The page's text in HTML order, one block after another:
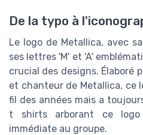
De la typo à
Le logo de Metallica, avec
ses lettres 'M' et 'A'
crucial des designs. Élaboré
et chanteur de Metallica, ce
fil des années mais a
t shirts arborant ce
immédiate au groupe.